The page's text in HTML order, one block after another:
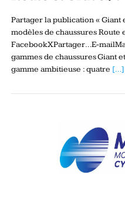
Partager la publication «
modèles de chaussures Route
FacebookXPartager…E-
gammes de chaussures Giant
gamme ambitieuse : quatre […]